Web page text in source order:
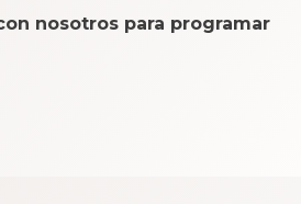
nosotros para programar